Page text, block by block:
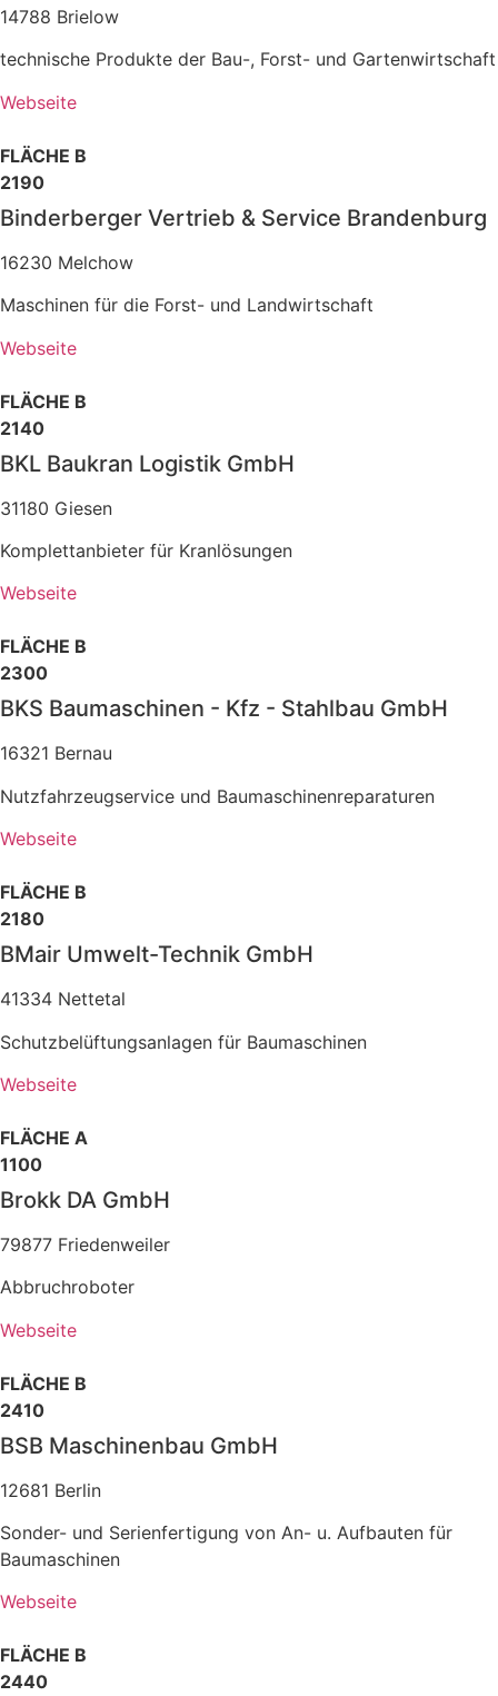
14788 Brielow
technische Produkte der Bau-, Forst- und Gartenwirtschaft
Webseite
FLÄCHE B
2190
Binderberger Vertrieb & Service Brandenburg
16230 Melchow
Maschinen für die Forst- und Landwirtschaft
Webseite
FLÄCHE B
2140
BKL Baukran Logistik GmbH
31180 Giesen
Komplettanbieter für Kranlösungen
Webseite
FLÄCHE B
2300
BKS Baumaschinen - Kfz - Stahlbau GmbH
16321 Bernau
Nutzfahrzeugservice und Baumaschinenreparaturen
Webseite
FLÄCHE B
2180
BMair Umwelt-Technik GmbH
41334 Nettetal
Schutzbelüftungsanlagen für Baumaschinen
Webseite
FLÄCHE A
1100
Brokk DA GmbH
79877 Friedenweiler
Abbruchroboter
Webseite
FLÄCHE B
2410
BSB Maschinenbau GmbH
12681 Berlin
Sonder- und Serienfertigung von An- u. Aufbauten für
Baumaschinen
Webseite
FLÄCHE B
2440